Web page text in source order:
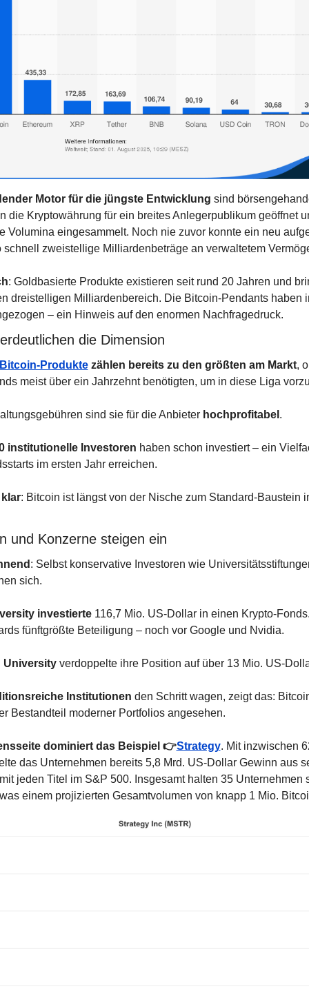
Motor für die jüngste Entwicklung sind
die Kryptowährung für ein breites Anlegerpublikum geöffnet
Volumina eingesammelt. Noch nie zuvor konnte ein neu
schnell zweistellige Milliardenbeträge an verwaltetem
: Goldbasierte Produkte existieren seit rund 20 Jahren und
dreistelligen Milliardenbereich. Die Bitcoin-Pendants haben
– ein Hinweis auf den enormen Nachfragedruck.
die Dimension
Produkte zählen bereits zu den größten am Markt,
meist über ein Jahrzehnt benötigten, um in diese Liga
sind sie für die Anbieter hochprofitabel .
institutionelle Investoren haben schon investiert – ein
im ersten Jahr erreichen.
: Bitcoin ist längst von der Nische zum Standard-Baustein
und Konzerne steigen ein
: Selbst konservative Investoren wie
sich.
investierte 116,7 Mio. US-Dollar in einen Krypto-
fünftgrößte Beteiligung – noch vor Google und Nvidia.
University verdoppelte ihre Position auf über 13 Mio. US-
Institutionen den Schritt wagen, zeigt das:
Bestandteil moderner Portfolios angesehen.
dominiert das Beispiel 👉Strategy. Mit inzwischen
das Unternehmen bereits 5,8 Mrd. US-Dollar Gewinn aus
jeden Titel im S&P 500. Insgesamt halten 35 Unternehmen
einem projizierten Gesamtvolumen von knapp 1 Mio.